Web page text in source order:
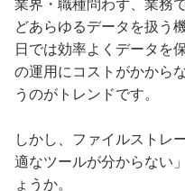
業界・職種問わず、業務
どあらゆるデータを扱う
日では効率よくデータを
の運用にコストがかから
うのがトレンドです。
しかし、ファイルストレ
適なツールが分からない
ょうか。